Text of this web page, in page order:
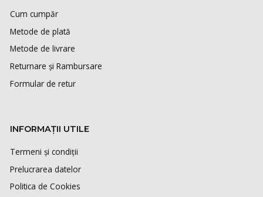
Cum cumpăr
Metode de plată
Metode de livrare
Returnare și Rambursare
Formular de retur
INFORMAȚII UTILE
Termeni și condiții
Prelucrarea datelor
Politica de Cookies